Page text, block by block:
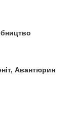
Авантюрин